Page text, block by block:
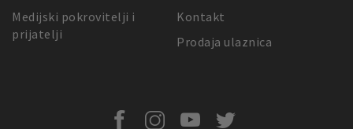
Medijski pokrovitelji i
prijatelji
Kontakt
Prodaja ulaznica